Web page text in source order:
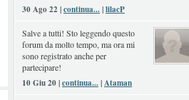
30 Ago 22 |continua...|lilacP
Salve a tutti! Sto leggendo questo
forum da molto tempo, ma ora mi
sono registrato anche per
partecipare!
10 Giu 20 |continua...|Ataman